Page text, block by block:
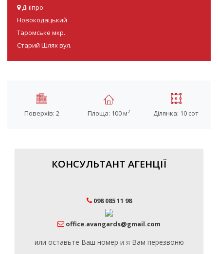
Дніпро
Новокодацький
Таромське мкр.
Старий Шлях вул.
Поверхів: 2 Площа: 100 м2 Ділянка: 10 сот
КОНСУЛЬТАНТ АГЕНЦІЇ
098 085 11 98
office.avangards@gmail.com
или оставьте Ваш номер и я Вам перезвоню